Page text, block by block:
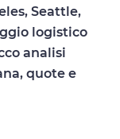
Seattle,
logistico
analisi
quote e